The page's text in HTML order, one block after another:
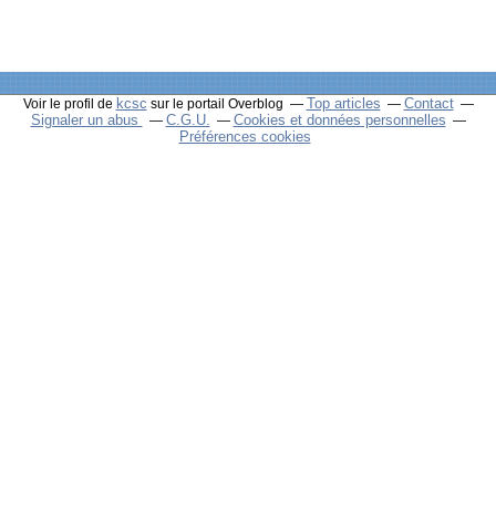
Voir le profil de kcsc sur le portail Overblog Top articles
Contact
Signaler un abus
C.G.U.
Cookies et données personnelles
Préférences cookies